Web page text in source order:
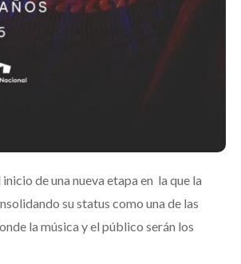
de una nueva etapa en la que la
su status como una de las
la música y el público serán los